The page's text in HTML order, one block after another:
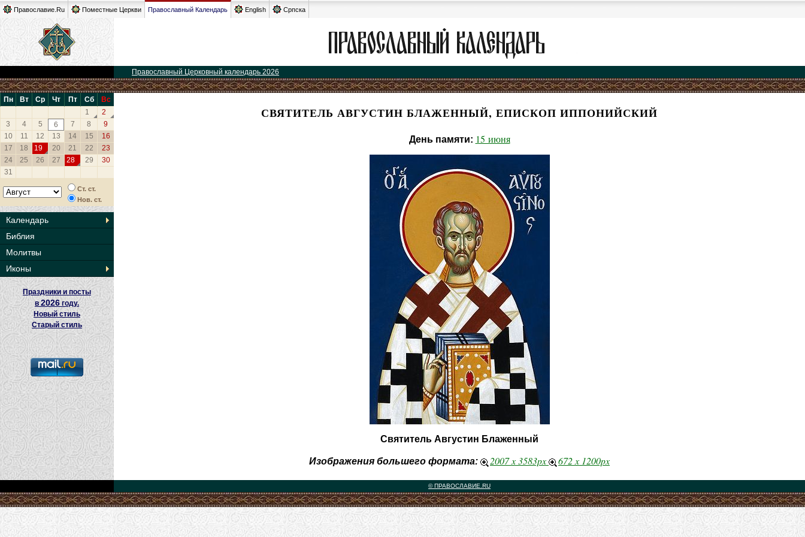
Православие.Ru Поместные Церкви Православный Календарь English Српска
Православный Церковный календарь 2026
Пн Вт Ср Чт Пт Сб
Вс
1
2
3
4 5 6 7 8
9
10
11 12 13 14 15
16
17
18 19 20 21 22
23
24
25 26 27 28 29
30
31
Ст. ст.
Нов. ст.
Календарь
Библия
Молитвы
Иконы
Праздники и посты
в2026 году.
Новый стиль
Старый стиль
СВЯТИТЕЛЬ АВГУСТИН БЛАЖЕННЫЙ, ЕПИСКОП ИППОНИЙСКИЙ
День памяти: 15 июня
Святитель Августин Блаженный
Изображения большего формата: 2007 x 3583px 672 x 1200px
© ПРАВОСЛАВИЕ.RU